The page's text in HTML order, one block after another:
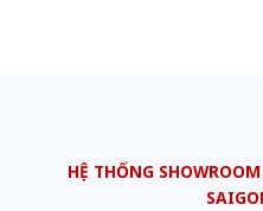
HỆ THỐNG